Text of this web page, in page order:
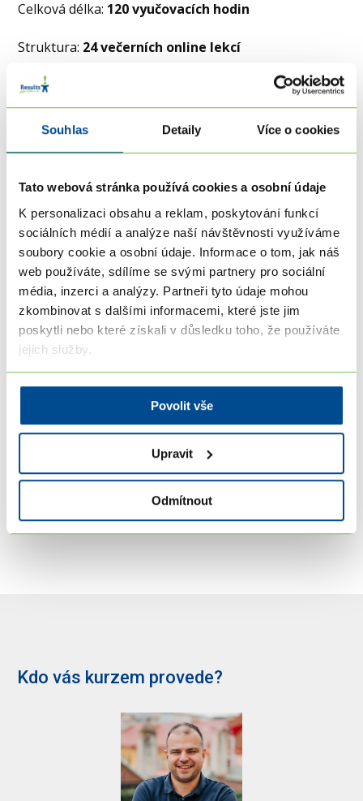
Souhlas Detaily Více o cookies
Tato webová stránka používá cookies a osobní údaje
K personalizaci obsahu a reklam, poskytování funkcí
sociálních médií a analýze naší návštěvnosti využíváme
soubory cookie a osobní údaje. Informace o tom, jak náš
web používáte, sdílíme se svými partnery pro sociální
média, inzerci a analýzy. Partneři tyto údaje mohou
zkombinovat s dalšími informacemi, které jste jim
poskytli nebo které získali v důsledku toho, že používáte
jejich služby.
Povolit vše
Upravit
Odmítnout
Celková délka: 120 vyučovacích hodin
Struktura: 24 večerních online lekcí
Rekvalifikační kurz naleznete
v katalogu Úřadu práce
zde
Nejbližší běh (distanční):
od 2.9.2026 do 10.2.2027
Všechny termíny lekcí
Vyplňte formulář přihlášky nejprve u nás. My se
s vámi spojíme, abychom domluvili vše potřebné
před podáním žádosti na ÚP. Žádost o rekvalifikaci
je nutné podat alespoň 30 dní před začátkem
kurzu.
Mám zájem o distanční kurz
Kouč/koučka
Kdo vás kurzem provede?